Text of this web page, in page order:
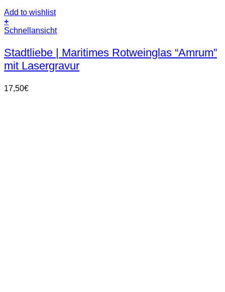
Add to wishlist
+
Schnellansicht
Stadtliebe | Maritimes Rotweinglas “Amrum”
mit Lasergravur
17,50€